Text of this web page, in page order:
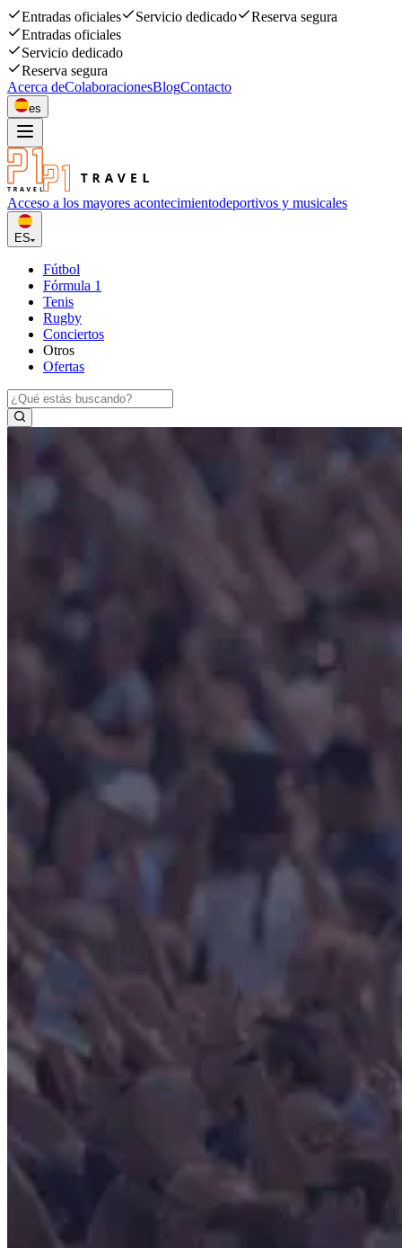
Entradas oficiales Servicio dedicado
Reserva segura
Entradas oficiales
Servicio dedicado
Reserva segura
Acerca deColaboracionesBlogContacto
es
Acceso a los mayores acontecimientodeportivos y musicales
ES
Fútbol
Fórmula 1
Tenis
Rugby
Conciertos
Otros
Ofertas